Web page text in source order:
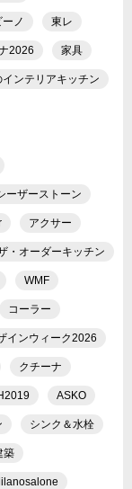
ーノ 東レ
2026 家具
ンテリアキッチン
ーザーストーン
アクサー
・オーダーキッチン
WMF
コーラー
インウィーク2026
クチーナ
ASKO
シンク＆水栓
築